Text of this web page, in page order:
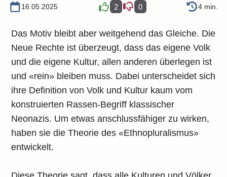
16.05.2025 2 0 4 min.
Das Motiv bleibt aber weitgehend das Gleiche. Die
Neue Rechte ist überzeugt, dass das eigene Volk
und die eigene Kultur, allen anderen überlegen ist
und «rein» bleiben muss. Dabei unterscheidet sich
ihre Definition von Volk und Kultur kaum vom
konstruierten Rassen-Begriff klassischer
Neonazis. Um etwas anschlussfähiger zu wirken,
haben sie die Theorie des «Ethnopluralismus»
entwickelt.